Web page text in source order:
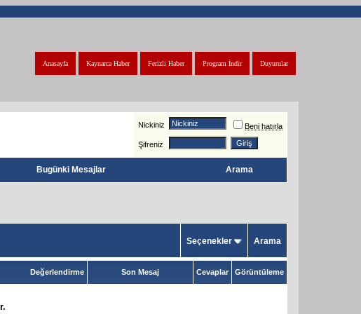
Duyurular
Program İndir
Ferizli Haber
Kaynarca Haber
Anasayfa
Nickiniz Beni hatırla
Şifreniz
Bugünki Mesajlar Arama
Seçenekler Arama
Değerlendirme Son Mesaj Cevaplar Görüntüleme